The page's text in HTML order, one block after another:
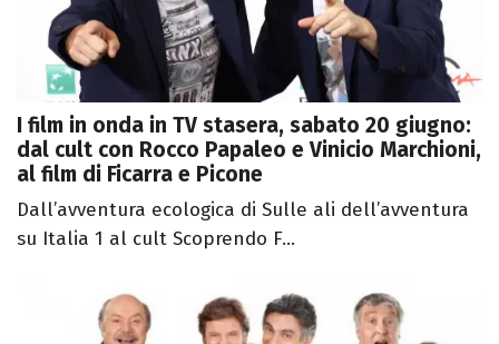
I film in onda in TV stasera, sabato 20 giugno:
dal cult con Rocco Papaleo e Vinicio Marchioni,
al film di Ficarra e Picone
Dall’avventura ecologica di Sulle ali dell’avventura
su Italia 1 al cult Scoprendo F...